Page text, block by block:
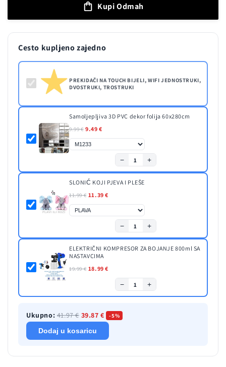
WIFI
JEDNOSTRUKI,
TROSTRUKI
BIJELI,
WIFI
JEDNOSTRUKI,
TROSTRUKI
Kupi Odmah
Cesto kupljeno zajedno
PREKIDAČI NA TOUCH BIJELI, WIFI JEDNOSTRUKI,
DVOSTRUKI, TROSTRUKI
Samoljepljiva 3D PVC dekor folija 60x280cm
9.99 € 9.49 €
− 1 +
SLONIĆ KOJI PJEVA I PLEŠE
11.99 € 11.39 €
− 1 +
ELEKTRIČNI KOMPRESOR ZA BOJANJE 800ml SA
NASTAVCIMA
19.99 € 18.99 €
− 1 +
Ukupno: 41.97 € 39.87 € -5%
Dodaj u kosaricu